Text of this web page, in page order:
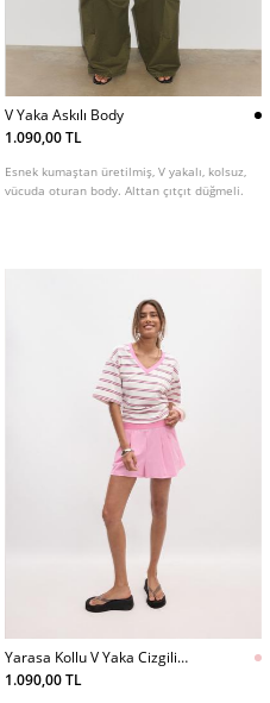
V Yaka Askılı Body
1.090,00 TL
Esnek kumaştan üretilmiş, V yakalı, kolsuz,
vücuda oturan body. Alttan çıtçıt düğmeli.
Yarasa Kollu V Yaka Cizgili
Tshirt
1.090,00 TL